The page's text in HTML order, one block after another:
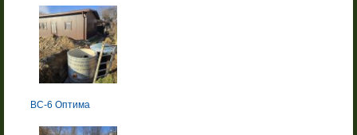
BC-6 Оптима